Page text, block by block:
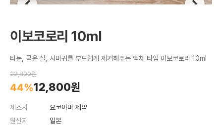
이보코로리 10ml
티눈, 굳은 살, 사마귀를 부드럽게 제거해주는 액체 타입 이보코로리 10ml
22,800원
44%12,800원
제조사
요코야마 제약
원산지
일본